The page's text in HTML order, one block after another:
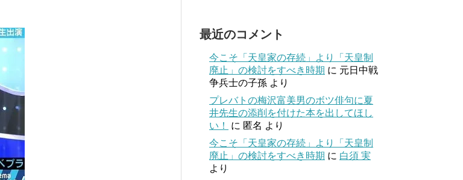
最近のコメント
今こそ「天皇家の存続」より「天皇制
廃止」の検討をすべき時期 に 元日中戦
争兵士の子孫 より
プレバトの梅沢富美男のボツ俳句に夏
井先生の添削を付けた本を出してほし
い！
に 匿名 より
今こそ「天皇家の存続」より「天皇制
廃止」の検討をすべき時期 に 白須 実
より